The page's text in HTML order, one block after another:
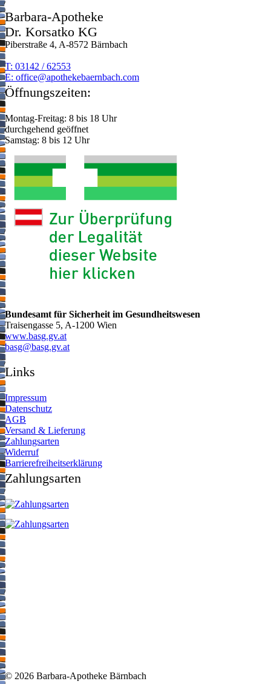
Barbara-Apotheke
Dr. Korsatko KG
Piberstraße 4, A-8572 Bärnbach
T: 03142 / 62553
E: moc.hcabnreabekehtopa@eciffo
Öffnungszeiten:
Montag-Freitag: 8 bis 18 Uhr
durchgehend geöffnet
Samstag: 8 bis 12 Uhr
Bundesamt für Sicherheit im Gesundheitswesen
Traisengasse 5, A-1200 Wien
www.basg.gv.at
ta.vg.gsab@gsab
Links
Impressum
Datenschutz
AGB
Versand & Lieferung
Zahlungsarten
Widerruf
Barrierefreiheitserklärung
Zahlungsarten
© 2026 Barbara-Apotheke Bärnbach